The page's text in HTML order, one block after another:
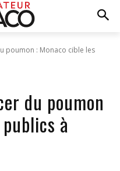
poumon : Monaco cible les
du poumon
à